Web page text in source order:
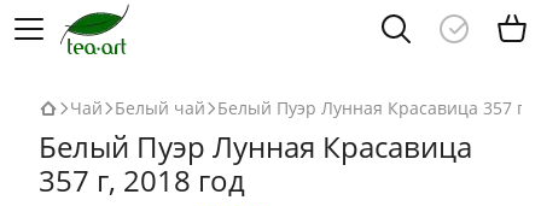
Чай Белый чай Белый Пуэр Лунная Красавица 357 г,
Белый Пуэр Лунная Красавица
357 г, 2018 год